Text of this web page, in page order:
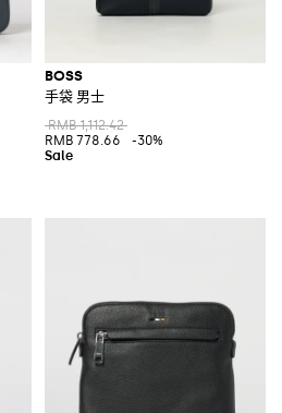
BOSS
手袋 男士
RMB 1,112.42
RMB 778.66
-30%